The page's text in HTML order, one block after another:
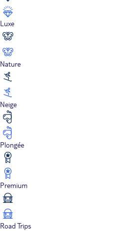
Luxe
Nature
Neige
Plongée
Premium
Road Trips